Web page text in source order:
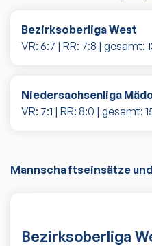
Bezirksoberliga West
VR: 6:7 | RR: 7:8 | gesamt:
Niedersachsenliga
VR: 7:1 | RR: 8:0 | gesamt:
Mannschaftseinsätze
Bezirksoberliga